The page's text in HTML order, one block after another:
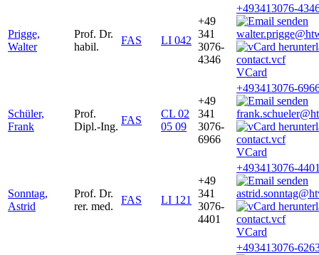
Prigge,
Walter
Prof. Dr.
habil.
FAS LI 042
+49
341
3076-
4346
+493413076-
VCard
Schüler,
Frank
Prof.
Dipl.-Ing.
FAS
CL 02
05 09
+49
341
3076-
6966
+493413076-
VCard
Sonntag,
Astrid
Prof. Dr.
rer. med.
FAS LI 121
+49
341
3076-
4401
+493413076-
VCard
+493413076-